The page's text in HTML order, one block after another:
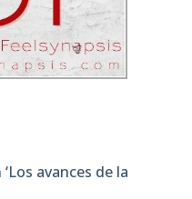
avances de la